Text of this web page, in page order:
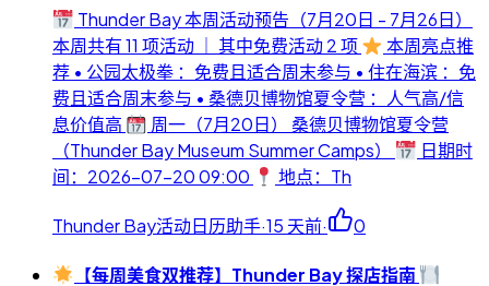
Thunder Bay 本周活动预告（7月20日 - 7月26日）
本周共有 11 项活动 ｜ 其中免费活动 2 项
本周亮点推
荐 • 公园太极拳 ：免费且适合周末参与 • 住在海滨 ：免
费且适合周末参与 • 桑德贝博物馆夏令营 ：人气高/信
息价值高
周一（7月20日） 桑德贝博物馆夏令营
（Thunder Bay Museum Summer Camps）
日期时
间：2026-07-20 09:00
地点：Th
Thunder Bay活动日历助手·15 天前· 0
【每周美食双推荐】Thunder Bay 探店指南